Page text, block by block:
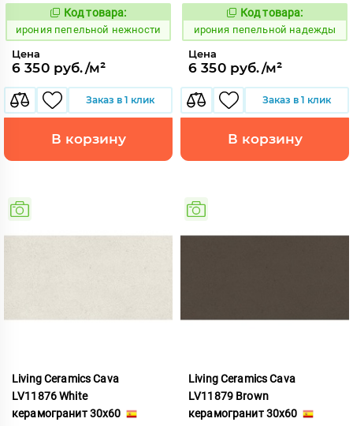
1102558
Код товара:
ирония пепельной нежности
Цена
6 350 руб./м²
Заказ в 1 клик
В корзину
1102557
Код товара:
ирония пепельной надежды
Цена
6 350 руб./м²
Заказ в 1 клик
В корзину
Living Ceramics Cava
LV11876 White
керамогранит 30x60
Living Ceramics Cava
LV11879 Brown
керамогранит 30x60